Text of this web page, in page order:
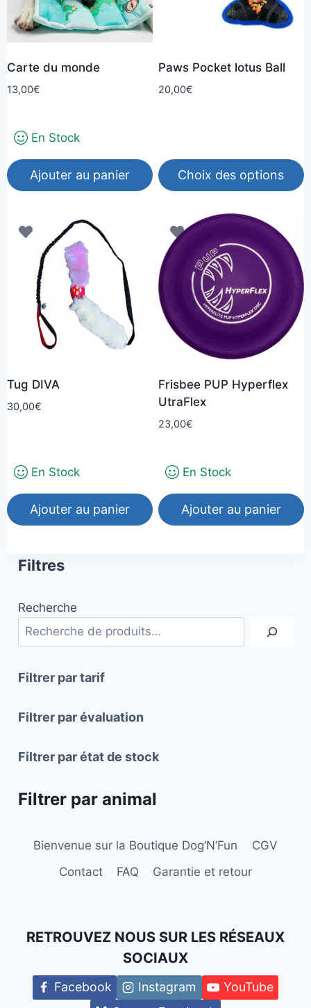
Carte du monde
13,00€
En Stock
Ajouter au panier
Paws Pocket lotus Ball
20,00€
Choix des options
produit
plusieurs
variations.
Les
options
peuvent
sur
la
page
produit
Tug DIVA
30,00€
En Stock
Ajouter au panier
Frisbee PUP Hyperflex
UtraFlex
23,00€
En Stock
Ajouter au panier
Filtres
Recherche
Filtrer par tarif
Filtrer par évaluation
Filtrer par état de stock
Filtrer par animal
Bienvenue sur la Boutique Dog’N’Fun
CGV
Contact
FAQ Garantie et retour
RETROUVEZ NOUS SUR LES RÉSEAUX
SOCIAUX
Facebook Instagram
YouTube